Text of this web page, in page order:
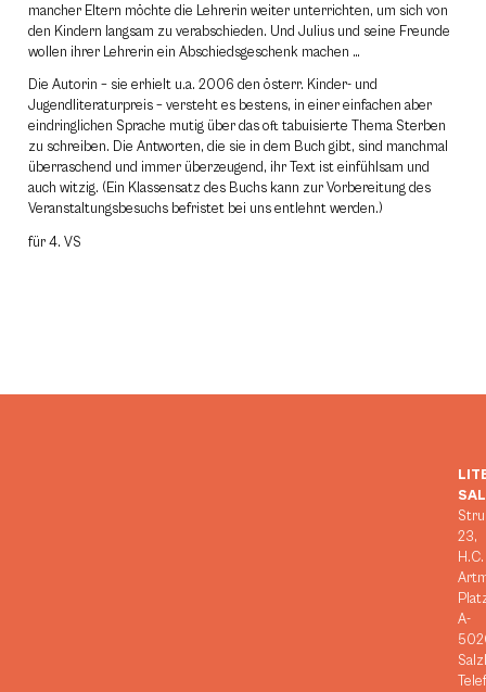
mancher Eltern möchte die Lehrerin weiter unterrichten, um sich von
den Kindern langsam zu verabschieden. Und Julius und seine Freunde
wollen ihrer Lehrerin ein Abschiedsgeschenk machen …
Die Autorin – sie erhielt u.a. 2006 den österr. Kinder- und
Jugendliteraturpreis – versteht es bestens, in einer einfachen aber
eindringlichen Sprache mutig über das oft tabuisierte Thema Sterben
zu schreiben. Die Antworten, die sie in dem Buch gibt, sind manchmal
überraschend und immer überzeugend, ihr Text ist einfühlsam und
auch witzig. (Ein Klassensatz des Buchs kann zur Vorbereitung des
Veranstaltungsbesuchs befristet bei uns entlehnt werden.)
für 4. VS
23,
H.C.
A-